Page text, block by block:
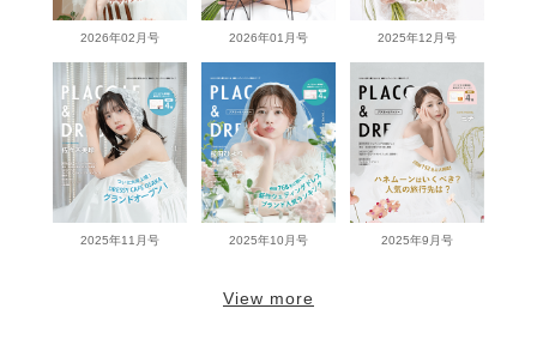
2026年02月号 2026年01月号 2025年12月号
2025年11月号 2025年10月号 2025年9月号
View more